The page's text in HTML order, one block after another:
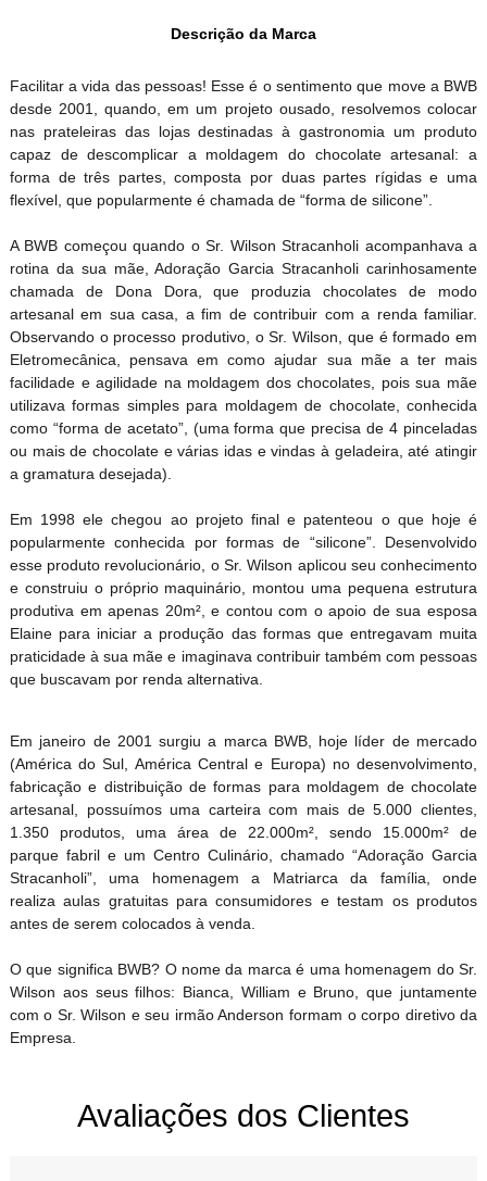
Descrição da Marca
Facilitar a vida das pessoas! Esse é o sentimento que move a BWB
desde 2001, quando, em um projeto ousado, resolvemos colocar
nas prateleiras das lojas destinadas à gastronomia um produto
capaz de descomplicar a moldagem do chocolate artesanal: a
forma de três partes, composta por duas partes rígidas e uma
flexível, que popularmente é chamada de “forma de silicone”.
A BWB começou quando o Sr. Wilson Stracanholi acompanhava a
rotina da sua mãe, Adoração Garcia Stracanholi carinhosamente
chamada de Dona Dora, que produzia chocolates de modo
artesanal em sua casa, a fim de contribuir com a renda familiar.
Observando o processo produtivo, o Sr. Wilson, que é formado em
Eletromecânica, pensava em como ajudar sua mãe a ter mais
facilidade e agilidade na moldagem dos chocolates, pois sua mãe
utilizava formas simples para moldagem de chocolate, conhecida
como “forma de acetato”, (uma forma que precisa de 4 pinceladas
ou mais de chocolate e várias idas e vindas à geladeira, até atingir
a gramatura desejada).
Em 1998 ele chegou ao projeto final e patenteou o que hoje é
popularmente conhecida por formas de “silicone”. Desenvolvido
esse produto revolucionário, o Sr. Wilson aplicou seu conhecimento
e construiu o próprio maquinário, montou uma pequena estrutura
produtiva em apenas 20m², e contou com o apoio de sua esposa
Elaine para iniciar a produção das formas que entregavam muita
praticidade à sua mãe e imaginava contribuir também com pessoas
que buscavam por renda alternativa.
Em janeiro de 2001 surgiu a marca BWB, hoje líder de mercado
(América do Sul, América Central e Europa) no desenvolvimento,
fabricação e distribuição de formas para moldagem de chocolate
artesanal, possuímos uma carteira com mais de 5.000 clientes,
1.350 produtos, uma área de 22.000m², sendo 15.000m² de
parque fabril e um Centro Culinário, chamado “Adoração Garcia
Stracanholi”, uma homenagem a Matriarca da família, onde
realiza aulas gratuitas para consumidores e testam os produtos
antes de serem colocados à venda.
O que significa BWB? O nome da marca é uma homenagem do Sr.
Wilson aos seus filhos: Bianca, William e Bruno, que juntamente
com o Sr. Wilson e seu irmão Anderson formam o corpo diretivo da
Empresa.
Avaliações dos Clientes